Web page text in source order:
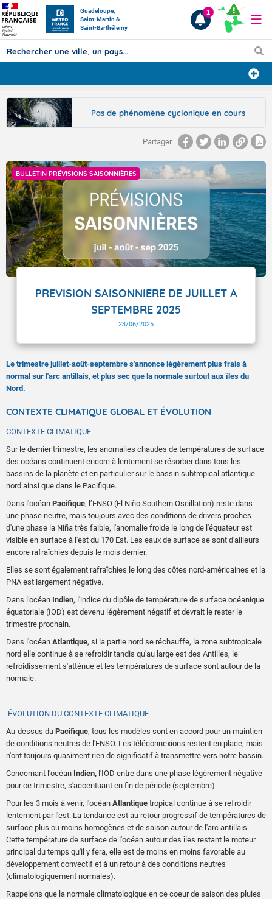
Guadeloupe,
Saint-Martin &
Saint-Barthélemy
Prévisions
Articles
1
Pas de phénomène cyclonique en cours
Partager
BULLETIN PRÉVISIONS SAISONNIÈRES
PREVISION SAISONNIERE DE JUILLET A
SEPTEMBRE 2025
23/06/2025
Le trimestre juillet-août-septembre s'annonce légèrement plus frais à
normal sur l'arc antillais, et plus sec que la normale surtout aux îles du
Nord.
CONTEXTE CLIMATIQUE GLOBAL ET ÉVOLUTION
CONTEXTE CLIMATIQUE
Sur le dernier trimestre, les anomalies chaudes de températures de surface
des océans continuent encore à lentement se résorber dans tous les
bassins de la planète et en particulier sur le bassin subtropical atlantique
nord ainsi que dans le Pacifique.
Dans l'océan Pacifique, l’ENSO (El Niño Southern Oscillation) reste dans
une phase neutre, mais toujours avec des conditions de drivers proches
d'une phase la Niña très faible, l'anomalie froide le long de l'équateur est
visible en surface à l'est du 170 Est. Les eaux de surface se sont d'ailleurs
encore rafraîchies depuis le mois dernier.
Elles se sont également rafraîchies le long des côtes nord-américaines et la
PNA est largement négative.
Dans l’océan Indien, l'indice du dipôle de température de surface océanique
équatoriale (IOD) est devenu légèrement négatif et devrait le rester le
trimestre prochain.
Dans l'océan Atlantique, si la partie nord se réchauffe, la zone subtropicale
nord elle continue à se refroidir tandis qu'au large est des Antilles, le
refroidissement s'atténue et les températures de surface sont autour de la
normale.
ÉVOLUTION DU CONTEXTE CLIMATIQUE
Au-dessus du Pacifique, tous les modèles sont en accord pour un maintien
de conditions neutres de l'ENSO. Les téléconnexions restent en place, mais
n'ont toujours quasiment rien de significatif à transmettre vers notre bassin.
Concernant l'océan Indien, l'IOD entre dans une phase légèrement négative
pour ce trimestre, s'accentuant en fin de période (septembre).
Pour les 3 mois à venir, l'océan Atlantique tropical continue à se refroidir
lentement par l'est. La tendance est au retour progressif de températures de
surface plus ou moins homogènes et de saison autour de l'arc antillais.
Cette température de surface de l'océan autour des îles restant le moteur
principal du temps qu'il y fera, elle est de moins en moins favorable au
développement convectif et à un retour à des conditions neutres
(climatologiquement normales).
Rappelons que la normale climatologique en ce coeur de saison des pluies